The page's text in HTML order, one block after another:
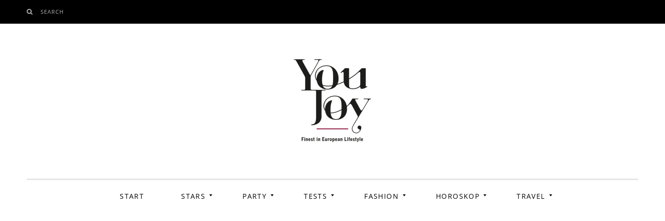
TO
SEARCH
START STARS PARTY TESTS FASHION HOROSKOP TRAVEL